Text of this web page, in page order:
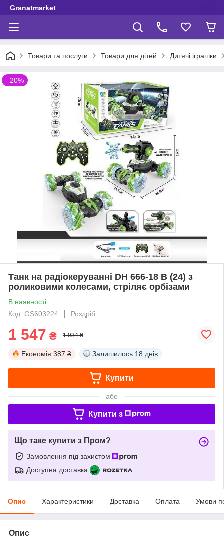
Granatmarket
Товари та послуги Товари для дітей Дитячі іграшки
–20%
Танк на радіокеруванні DH 666-18 B (24) з
роликовими колесами, стріляє орбізами
В наявності
Код: GS603224
Роздріб
1 547 ₴ 1 934 ₴
Економія 387 ₴ Залишилось 18 днів
Купити
або
Купити з
Що таке купити з Пром?
Замовлення під захистом
Доступна доставка
Опис Характеристики Доставка Оплата Умови
Опис